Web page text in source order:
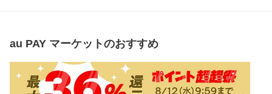
au PAY マーケットのおすすめ